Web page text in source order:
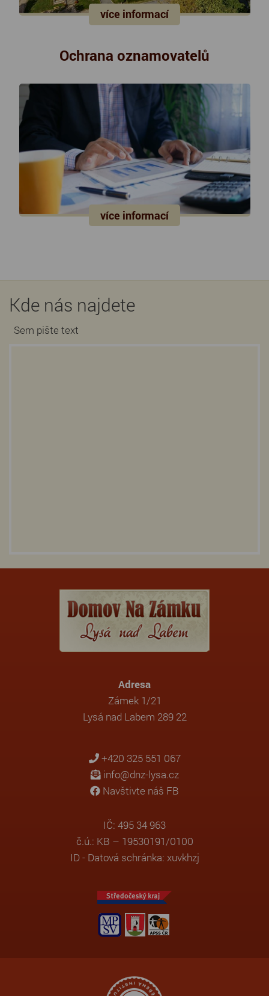
více informací
Ochrana oznamovatelů
více informací
Kde nás najdete
Sem pište text
Adresa
Zámek 1/21
Lysá nad Labem 289 22
+420 325 551 067
info@dnz-lysa.cz
Navštivte náš FB
IČ: 495 34 963
č.ú.: KB – 19530191/0100
ID - Datová schránka: xuvkhzj